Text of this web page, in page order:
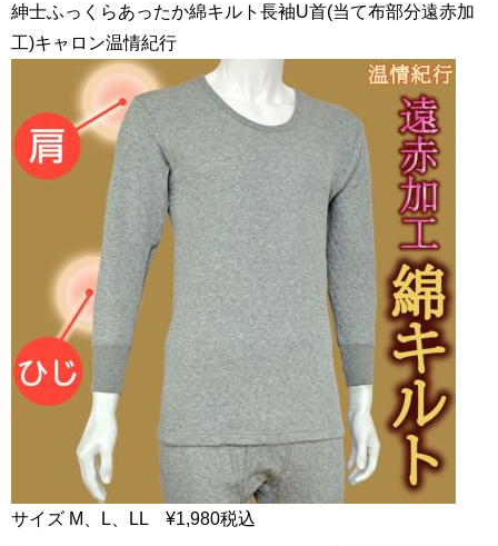
紳士ふっくらあったか綿キルト長袖U首(当て布部分遠赤加
工)キャロン温情紀行
サイズ M、L、LL ¥1,980税込